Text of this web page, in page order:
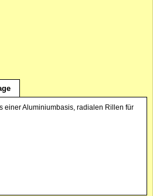
einer Aluminiumbasis, radialen Rillen für